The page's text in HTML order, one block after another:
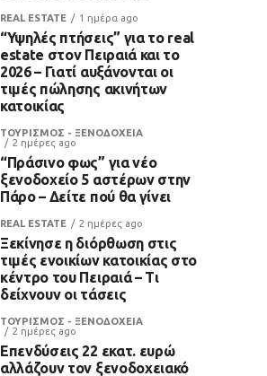
REAL ESTATE 1 ημέρα ago
“Υψηλές πτήσεις” για το real
estate στον Πειραιά και το
2026 – Γιατί αυξάνονται οι
τιμές πώλησης ακινήτων
κατοικίας
ΤΟΥΡΙΣΜΟΣ - ΞΕΝΟΔΟΧΕΙΑ
2 ημέρες ago
“Πράσινο φως” για νέο
ξενοδοχείο 5 αστέρων στην
Πάρο – Δείτε πού θα γίνει
REAL ESTATE 2 ημέρες ago
Ξεκίνησε η διόρθωση στις
τιμές ενοικίων κατοικίας στο
κέντρο του Πειραιά – Τι
δείχνουν οι τάσεις
ΤΟΥΡΙΣΜΟΣ - ΞΕΝΟΔΟΧΕΙΑ
2 ημέρες ago
Επενδύσεις 22 εκατ. ευρώ
αλλάζουν τον ξενοδοχειακό